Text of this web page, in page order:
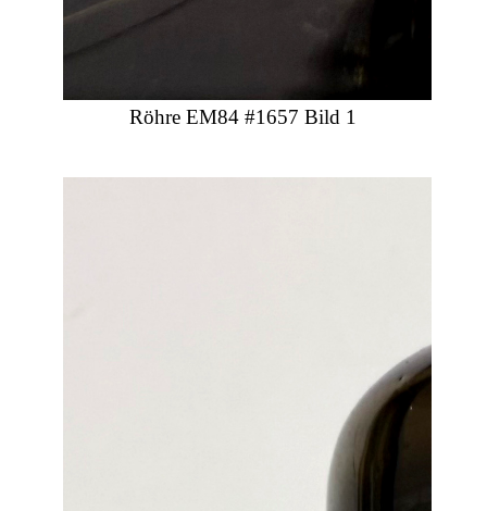
Röhre EM84 #1657 Bild 1